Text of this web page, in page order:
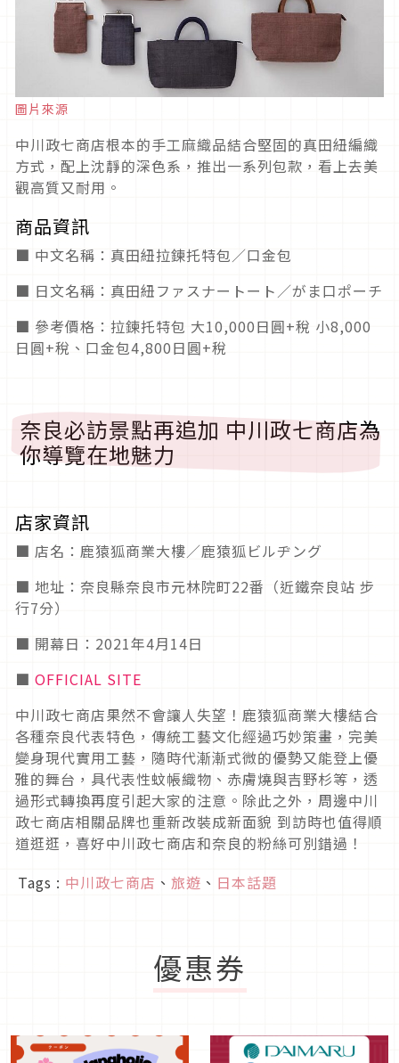
圖片來源
中川政七商店根本的手工麻織品結合堅固的真田紐編織
方式，配上沈靜的深色系，推出一系列包款，看上去美
觀高質又耐用。
商品資訊
■ 中文名稱：真田紐拉鍊托特包／口金包
■ 日文名稱：真田紐ファスナートート／がま口ポーチ
■ 參考價格：拉鍊托特包 大10,000日圓+稅 小8,000
日圓+稅、口金包4,800日圓+稅
奈良必訪景點再追加 中川政七商店為
你導覽在地魅力
店家資訊
■ 店名：鹿猿狐商業大樓／鹿猿狐ビルヂング
■ 地址：奈良縣奈良市元林院町22番（近鐵奈良站 步
行7分）
■ 開幕日：2021年4月14日
■ OFFICIAL SITE
中川政七商店果然不會讓人失望！鹿猿狐商業大樓結合
各種奈良代表特色，傳統工藝文化經過巧妙策畫，完美
變身現代實用工藝，隨時代漸漸式微的優勢又能登上優
雅的舞台，具代表性蚊帳織物、赤膚燒與吉野杉等，透
過形式轉換再度引起大家的注意。除此之外，周邊中川
政七商店相關品牌也重新改裝成新面貌 到訪時也值得順
道逛逛，喜好中川政七商店和奈良的粉絲可別錯過！
Tags : 中川政七商店 、 旅遊 、 日本話題
優惠券